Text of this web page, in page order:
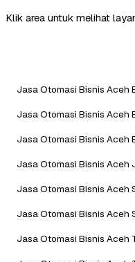
Klik area untuk melihat
Jasa Otomasi Bisnis Aceh
Jasa Otomasi Bisnis Aceh
Jasa Otomasi Bisnis Aceh
Jasa Otomasi Bisnis Aceh
Jasa Otomasi Bisnis Aceh
Jasa Otomasi Bisnis Aceh
Jasa Otomasi Bisnis Aceh